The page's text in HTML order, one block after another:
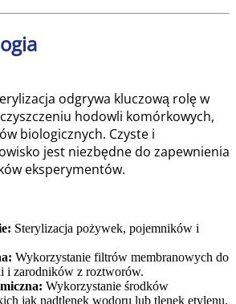
odgrywa kluczową rolę w
hodowli komórkowych,
biologicznych. Czyste i
jest niezbędne do zapewnienia
eksperymentów.
Sterylizacja pożywek, pojemników i
Wykorzystanie filtrów membranowych do
i zarodników z roztworów.
Wykorzystanie środków
jak nadtlenek wodoru lub tlenek etylenu,